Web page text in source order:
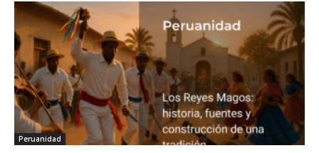
Peruanidad